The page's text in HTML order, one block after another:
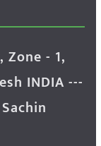
Zone - 1,
INDIA ---